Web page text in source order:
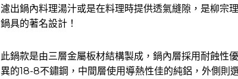
濾出鍋內料理湯汁或是在料理時提供透氣縫隙，是柳宗理
鍋具的著名設計！
此鍋款是由三層金屬板材結構製成，鍋內層採用耐蝕性優
異的18-8不鏽鋼，中間層使用導熱性佳的純鋁，外側則